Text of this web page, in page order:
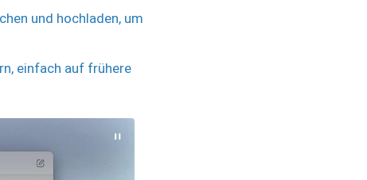
und hochladen, um
einfach auf frühere